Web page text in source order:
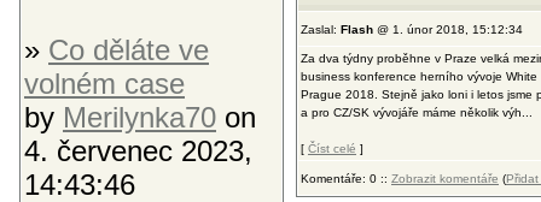
» Co děláte ve
volném case
by Merilynka70 on
4. červenec 2023,
14:43:46
Zaslal: Flash @ 1. únor 2018, 15:12:34
Za dva týdny proběhne v Praze velká
business konference herního vývoje White
Prague 2018. Stejně jako loni i letos jsme
a pro CZ/SK vývojáře máme několik výh...
[ Číst celé ]
Komentáře: 0 :: Zobrazit komentáře (Přidat